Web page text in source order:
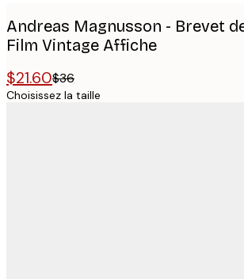
Andreas Magnusson - Brevet
Film Vintage Affiche
$21.60$36
Choisissez la taille